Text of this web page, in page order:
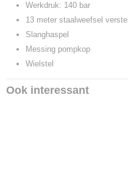
Werkdruk: 140 bar
13 meter staalweefsel
Slanghaspel
Messing pompkop
Wielstel
Ook interessant